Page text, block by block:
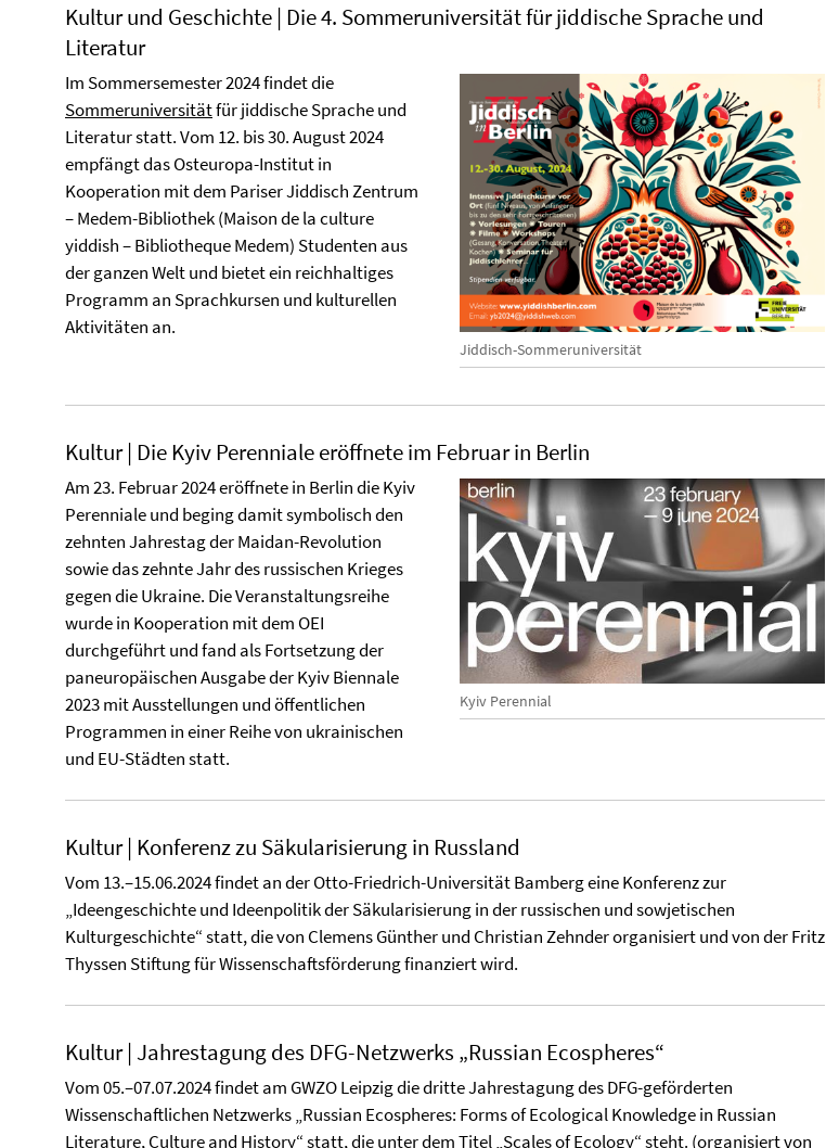
Kultur und Geschichte | Die 4. Sommeruniversität für jiddische Sprache und
Literatur
Jiddisch-Sommeruniversität
Im Sommersemester 2024 findet die
Sommeruniversitätfür jiddische Sprache und
Literatur statt. Vom 12. bis 30. August 2024
empfängt das Osteuropa-Institut in
Kooperation mit dem Pariser Jiddisch Zentrum
– Medem-Bibliothek (Maison de la culture
yiddish – Bibliotheque Medem) Studenten aus
der ganzen Welt und bietet ein reichhaltiges
Programm an Sprachkursen und kulturellen
Aktivitäten an.
Kultur | Die Kyiv Perenniale eröffnete im Februar in Berlin
Kyiv Perennial
Am 23. Februar 2024 eröffnete in Berlin die Kyiv
Perenniale und beging damit symbolisch den
zehnten Jahrestag der Maidan-Revolution
sowie das zehnte Jahr des russischen Krieges
gegen die Ukraine. Die Veranstaltungsreihe
wurde in Kooperation mit dem OEI
durchgeführt und fand als Fortsetzung der
paneuropäischen Ausgabe der Kyiv Biennale
2023 mit Ausstellungen und öffentlichen
Programmen in einer Reihe von ukrainischen
und EU-Städten statt.
Kultur | Konferenz zu Säkularisierung in Russland
Vom 13.–15.06.2024 findet an der Otto-Friedrich-Universität Bamberg eine Konferenz zur
„Ideengeschichte und Ideenpolitik der Säkularisierung in der russischen und sowjetischen
Kulturgeschichte“ statt, die von Clemens Günther und Christian Zehnder organisiert und von der Fritz
Thyssen Stiftung für Wissenschaftsförderung finanziert wird.
Kultur | Jahrestagung des DFG-Netzwerks „Russian Ecospheres“
Vom 05.–07.07.2024 findet am GWZO Leipzig die dritte Jahrestagung des DFG-geförderten
Wissenschaftlichen Netzwerks „Russian Ecospheres: Forms of Ecological Knowledge in Russian
Literature, Culture and History“ statt, die unter dem Titel „Scales of Ecology“ steht. (organisiert von